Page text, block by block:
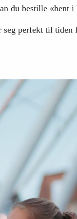
du bestille «hent
perfekt til tiden